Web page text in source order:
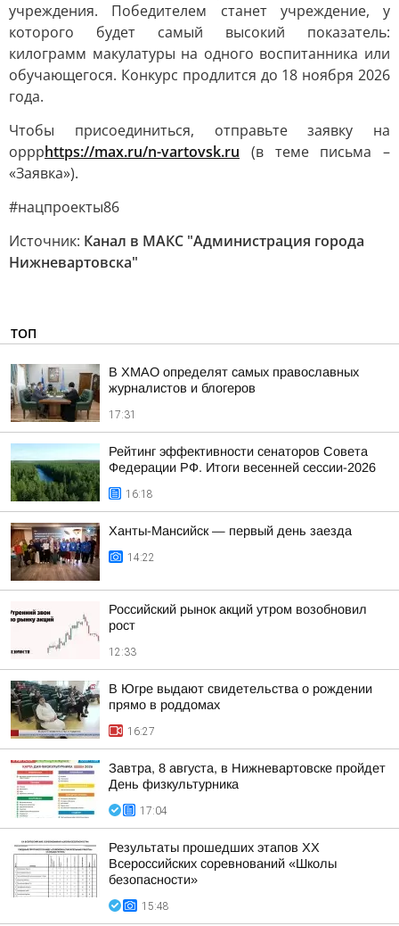
учреждения. Победителем станет учреждение, у
которого будет самый высокий показатель:
килограмм макулатуры на одного воспитанника или
обучающегося. Конкурс продлится до 18 ноября 2026
года.
Чтобы присоединиться, отправьте заявку на
oppphttps://max.ru/n-vartovsk.ru (в теме письма –
«Заявка»).
#нацпроекты86
Источник: Канал в МАКС "Администрация города
Нижневартовска"
ТОП
В ХМАО определят самых православных
журналистов и блогеров
17:31
Рейтинг эффективности сенаторов Совета
Федерации РФ. Итоги весенней сессии-2026
16:18
Ханты-Мансийск — первый день заезда
14:22
Российский рынок акций утром возобновил
рост
12:33
В Югре выдают свидетельства о рождении
прямо в роддомах
16:27
Завтра, 8 августа, в Нижневартовске пройдет
День физкультурника
17:04
Результаты прошедших этапов ХХ
Всероссийских соревнований «Школы
безопасности»
15:48